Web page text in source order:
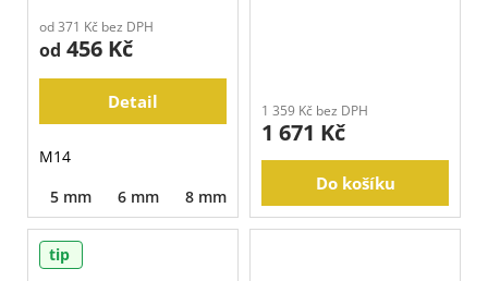
od 371 Kč bez DPH
od 456 Kč
Detail
M14
5 mm
6 mm 8 mm 15 mm
1 359 Kč bez DPH
1 671 Kč
Do košíku
tip